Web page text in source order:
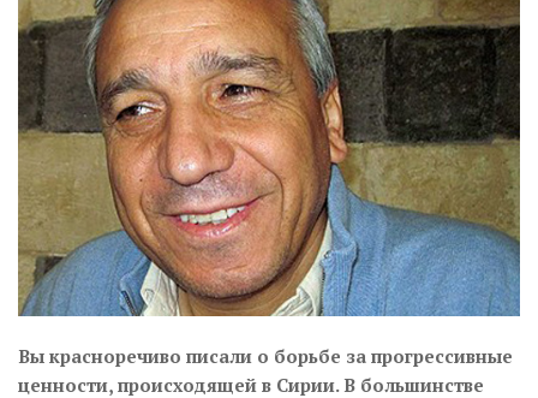
Вы красноречиво писали о борьбе за прогрессивные
ценности, происходящей в Сирии. В большинстве